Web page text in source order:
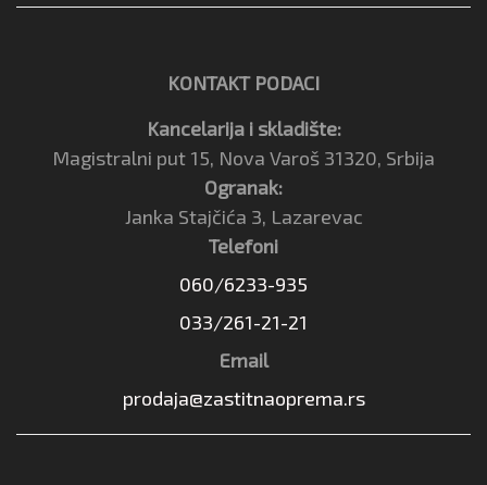
KONTAKT PODACI
Kancelarija i skladište:
Magistralni put 15, Nova Varoš 31320, Srbija
Ogranak:
Janka Stajčića 3, Lazarevac
Telefoni
060/6233-935
033/261-21-21
Email
prodaja@zastitnaoprema.rs